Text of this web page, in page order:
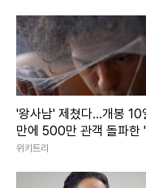
'왕사남' 제쳤다…개봉 10
만에 500만 관객 돌파한 '
작 영화'
위키트리